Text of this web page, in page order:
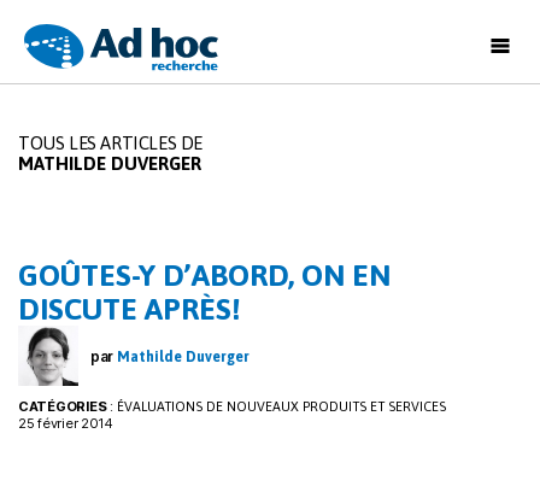
Ad
Recherche
TOUS LES ARTICLES DE
MATHILDE DUVERGER
GOÛTES-Y D’ABORD, ON EN
DISCUTE APRÈS!
par Mathilde Duverger
CATÉGORIES: ÉVALUATIONS DE NOUVEAUX PRODUITS ET SERVICES
25 février 2014